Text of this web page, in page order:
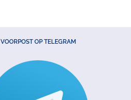
VOORPOST OP TELEGRAM